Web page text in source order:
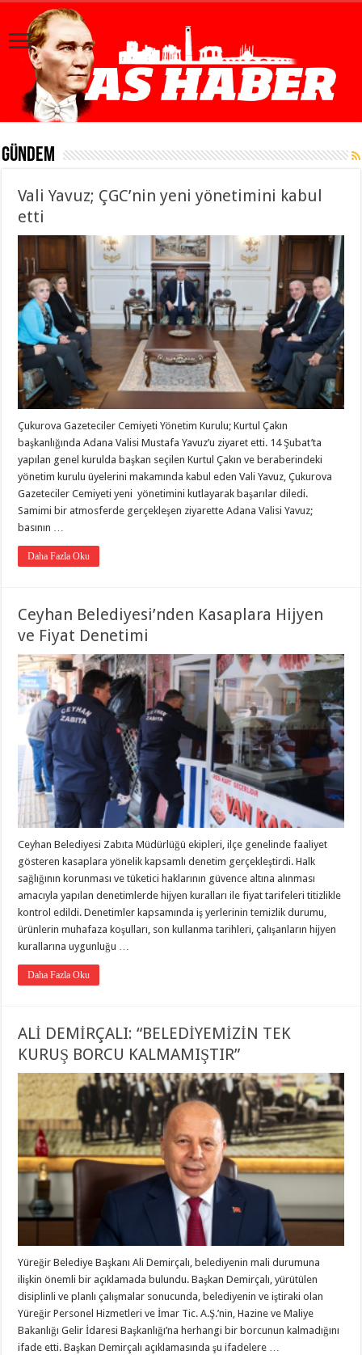
Gündem
Vali Yavuz; ÇGC’nin yeni yönetimini kabul
etti
Çukurova Gazeteciler Cemiyeti Yönetim Kurulu; Kurtul Çakın
başkanlığında Adana Valisi Mustafa Yavuz’u ziyaret etti. 14 Şubat’ta
yapılan genel kurulda başkan seçilen Kurtul Çakın ve beraberindeki
yönetim kurulu üyelerini makamında kabul eden Vali Yavuz, Çukurova
Gazeteciler Cemiyeti yeni yönetimini kutlayarak başarılar diledi.
Samimi bir atmosferde gerçekleşen ziyarette Adana Valisi Yavuz;
basının …
Daha Fazla Oku
Ceyhan Belediyesi’nden Kasaplara Hijyen
ve Fiyat Denetimi
Ceyhan Belediyesi Zabıta Müdürlüğü ekipleri, ilçe genelinde faaliyet
gösteren kasaplara yönelik kapsamlı denetim gerçekleştirdi. Halk
sağlığının korunması ve tüketici haklarının güvence altına alınması
amacıyla yapılan denetimlerde hijyen kuralları ile fiyat tarifeleri titizlikle
kontrol edildi. Denetimler kapsamında iş yerlerinin temizlik durumu,
ürünlerin muhafaza koşulları, son kullanma tarihleri, çalışanların hijyen
kurallarına uygunluğu …
Daha Fazla Oku
ALİ DEMİRÇALI: “BELEDİYEMİZİN TEK
KURUŞ BORCU KALMAMIŞTIR”
Yüreğir Belediye Başkanı Ali Demirçalı, belediyenin mali durumuna
ilişkin önemli bir açıklamada bulundu. Başkan Demirçalı, yürütülen
disiplinli ve planlı çalışmalar sonucunda, belediyenin ve iştiraki olan
Yüreğir Personel Hizmetleri ve İmar Tic. A.Ş.’nin, Hazine ve Maliye
Bakanlığı Gelir İdaresi Başkanlığı’na herhangi bir borcunun kalmadığını
ifade etti. Başkan Demirçalı açıklamasında şu ifadelere …